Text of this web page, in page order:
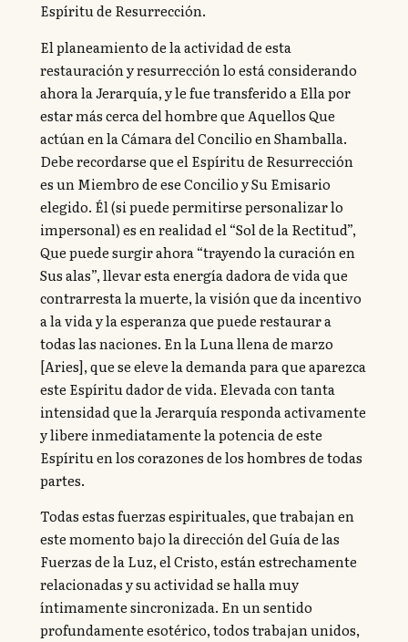
Espíritu de Resurrección.
El planeamiento de la actividad de esta
restauración y resurrección lo está considerando
ahora la Jerarquía, y le fue transferido a Ella por
estar más cerca del hombre que Aquellos Que
actúan en la Cámara del Concilio en Shamballa.
Debe recordarse que el Espíritu de Resurrección
es un Miembro de ese Concilio y Su Emisario
elegido. Él (si puede permitirse personalizar lo
impersonal) es en realidad el “Sol de la Rectitud”,
Que puede surgir ahora “trayendo la curación en
Sus alas”, llevar esta energía dadora de vida que
contrarresta la muerte, la visión que da incentivo
a la vida y la esperanza que puede restaurar a
todas las naciones. En la Luna llena de marzo
[Aries], que se eleve la demanda para que aparezca
este Espíritu dador de vida. Elevada con tanta
intensidad que la Jerarquía responda activamente
y libere inmediatamente la potencia de este
Espíritu en los corazones de los hombres de todas
partes.
Todas estas fuerzas espirituales, que trabajan en
este momento bajo la dirección del Guía de las
Fuerzas de la Luz, el Cristo, están estrechamente
relacionadas y su actividad se halla muy
íntimamente sincronizada. En un sentido
profundamente esotérico, todos trabajan unidos,